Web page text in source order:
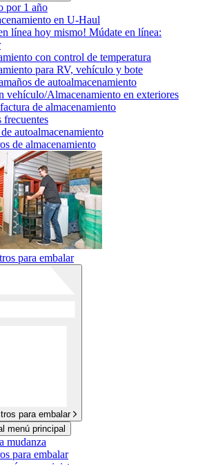
por 1 año
en U-Haul
línea hoy mismo! Múdate en línea:
con control de temperatura
para RV, vehículo y bote
de autoalmacenamiento
vehículo/Almacenamiento en exteriores
de almacenamiento
frecuentes
autoalmacenamiento
de almacenamiento
para embalar
para embalar
menú principal
mudanza
para embalar